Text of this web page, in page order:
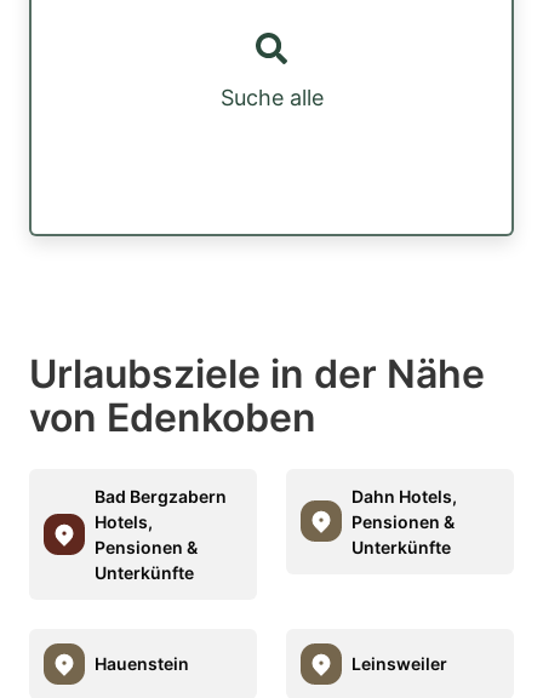
Suche alle
Urlaubsziele in der Nähe
von Edenkoben
Bad Bergzabern
Hotels,
Pensionen &
Unterkünfte
Dahn Hotels,
Pensionen &
Unterkünfte
Hauenstein Leinsweiler